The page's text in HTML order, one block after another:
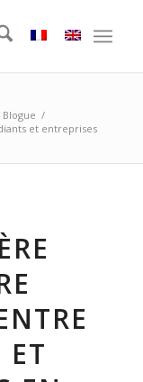
Blogue /
et entreprises
ET